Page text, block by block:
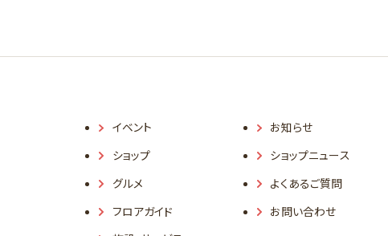
イベント
ショップ
グルメ
フロアガイド
お知らせ
ショップニュース
よくあるご質問
お問い合わせ